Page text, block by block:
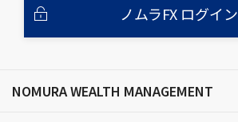
ノムラFX ログイン
NOMURA WEALTH MANAGEMENT